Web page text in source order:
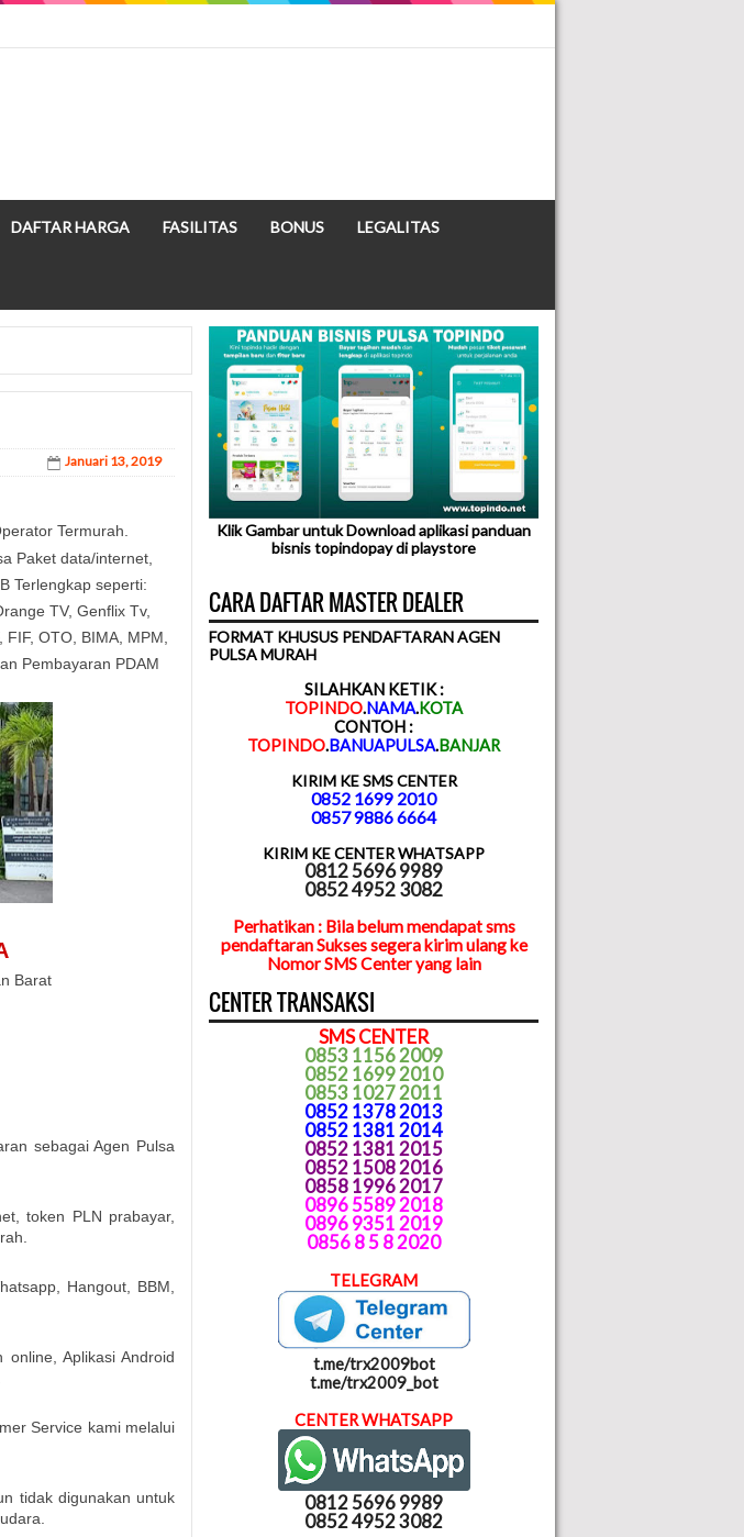
DAFTAR HARGA FASILITAS BONUS LEGALITAS
Januari 13, 2019
Termurah.
Paket data/internet,
Terlengkap seperti:
TV, Genflix Tv,
OTO, BIMA, MPM,
Pembayaran PDAM
Barat
sebagai Agen Pulsa
token PLN prabayar,
Hangout, BBM,
Aplikasi Android
Service kami melalui
tidak digunakan untuk
Klik Gambar untuk Download aplikasi panduan
bisnis topindopay di playstore
CARA DAFTAR MASTER DEALER
FORMAT KHUSUS PENDAFTARAN AGEN
PULSA MURAH
SILAHKAN KETIK :
TOPINDO.NAMA.KOTA
CONTOH :
TOPINDO.BANUAPULSA.BANJAR
KIRIM KE SMS CENTER
0852 1699 2010
0857 9886 6664
KIRIM KE CENTER WHATSAPP
0812 5696 9989
0852 4952 3082
Perhatikan : Bila belum mendapat sms
pendaftaran Sukses segera kirim ulang ke
Nomor SMS Center yang lain
CENTER TRANSAKSI
SMS CENTER
0853 1156 2009
0852 1699 2010
0853 1027 2011
0852 1378 2013
0852 1381 2014
0852 1381 2015
0852 1508 2016
0858 1996 2017
0896 5589 2018
0896 9351 2019
0856 8 5 8 2020
TELEGRAM
t.me/trx2009bot
t.me/trx2009_bot
CENTER WHATSAPP
0812 5696 9989
0852 4952 3082